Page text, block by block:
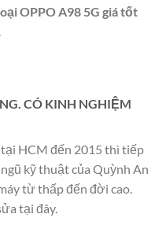
OPPO A98 5G giá tốt
CÓ KINH NGHIỆM
HCM đến 2015 thì tiếp
kỹ thuật của Quỳnh An
từ thấp đến đời cao.
tại đây.